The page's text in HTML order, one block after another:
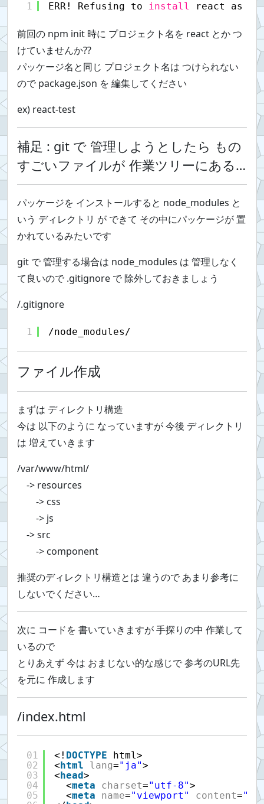
1 ERR! Refusing to install react as a
前回の npm init 時に プロジェクト名を react とか つ
けていませんか??
パッケージ名と同じ プロジェクト名は つけられない
ので package.json を 編集してください
ex) react-test
補足 : git で 管理しようとしたら もの
すごいファイルが 作業ツリーにある…
パッケージを インストールすると node_modules と
いう ディレクトリ が できて その中にパッケージが 置
かれているみたいです
git で 管理する場合は node_modules は 管理しなく
て良いので .gitignore で 除外しておきましょう
/.gitignore
1 /node_modules/
ファイル作成
まずは ディレクトリ構造
今は 以下のように なっていますが 今後 ディレクトリ
は 増えていきます
/var/www/html/
-> resources
-> css
-> js
-> src
-> component
推奨のディレクトリ構造とは 違うので あまり参考に
しないでください…
次に コードを 書いていきますが 手探りの中 作業して
いるので
とりあえず 今は おまじない的な感じで 参考のURL先
を元に 作成します
/index.html
01
02
03
04
05
<! DOCTYPE
html>
<html lang="ja">
<head>
<meta charset="utf-8">
<meta name="viewport" content=